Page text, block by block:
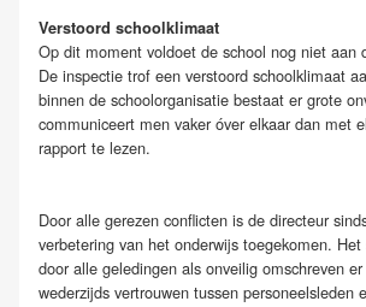
Verstoord schoolklimaat
Op dit moment voldoet de school nog niet aan
De inspectie trof een verstoord schoolklimaat
binnen de schoolorganisatie bestaat er grote
communiceert men vaker óver elkaar dan met
rapport te lezen.
Door alle gerezen conflicten is de directeur
verbetering van het onderwijs toegekomen.
door alle geledingen als onveilig omschreven
wederzijds vertrouwen tussen personeelsleden